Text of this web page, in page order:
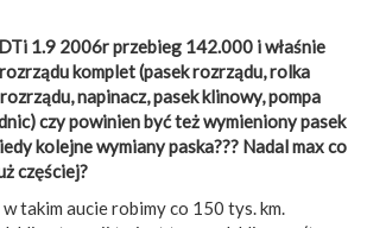
1.9 2006r przebieg 142.000 i właśnie
komplet (pasek rozrządu, rolka
napinacz, pasek klinowy, pompa
czy powinien być też wymieniony pasek
kolejne wymiany paska??? Nadal max co
częściej?
takim aucie robimy co 150 tys. km.